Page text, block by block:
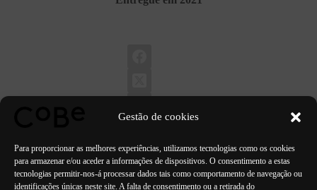
Gestão de cookies
Para proporcionar as melhores experiências, utilizamos tecnologias como os cookies
para armazenar e/ou aceder a informações de dispositivos. O consentimento a estas
tecnologias permitir-nos-á processar dados tais como comportamento de navegação ou
identificações únicas neste site. A falta de consentimento ou a retirada do